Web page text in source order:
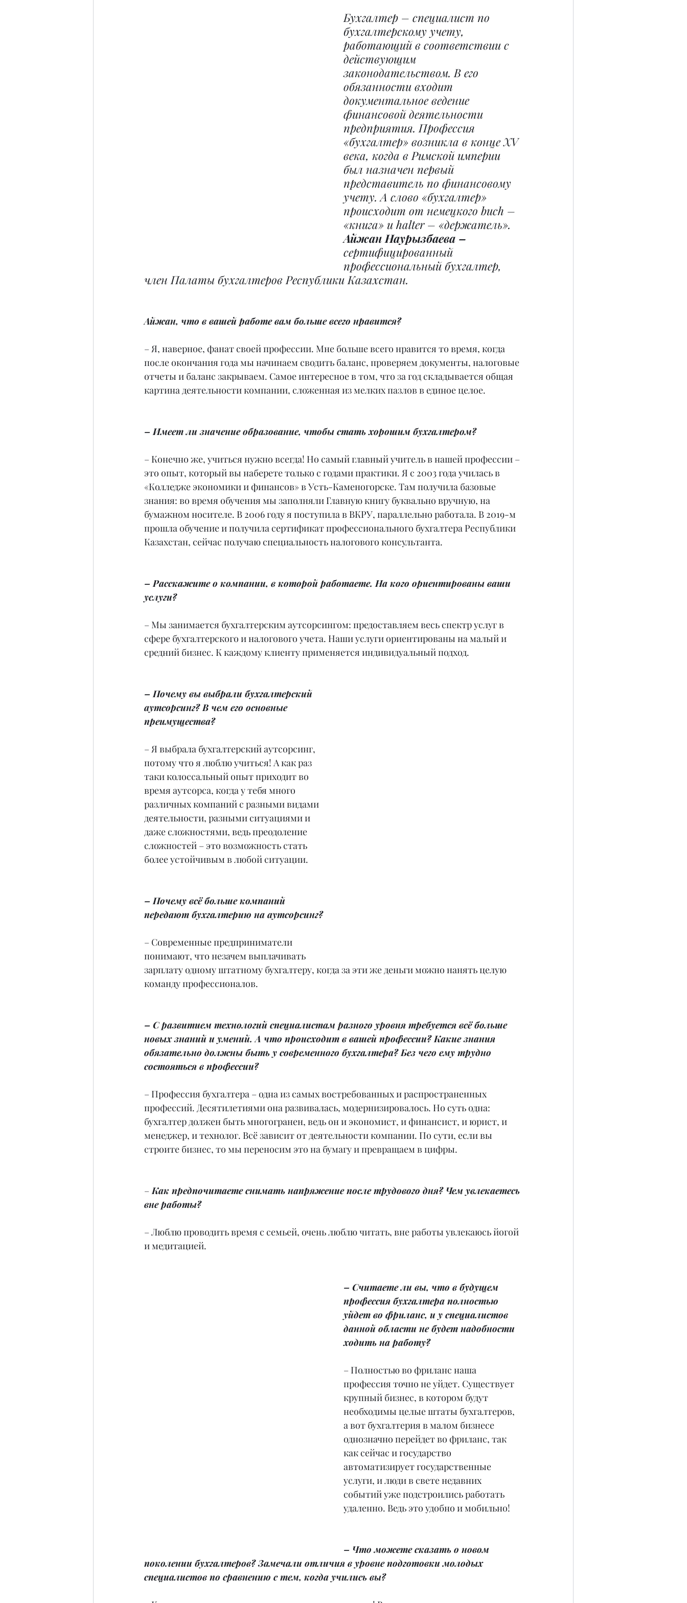
Бухгалтер – специалист по
бухгалтерскому учету,
работающий в соответствии с
действующим
законодательством. В его
обязанности входит
документальное ведение
финансовой деятельности
предприятия. Профессия
«бухгалтер» возникла в конце XV
века, когда в Римской империи
был назначен первый
представитель по финансовому
учету. А слово «бухгалтер»
происходит от немецкого buch –
«книга» и halter – «держатель».
Айжан Наурызбаева –
сертифицированный
профессиональный бухгалтер,
член Палаты бухгалтеров Республики Казахстан.
Айжан, что в вашей работе вам больше всего нравится?
– Я, наверное, фанат своей профессии. Мне больше всего нравится то время, когда
после окончания года мы начинаем сводить баланс, проверяем документы, налоговые
отчеты и баланс закрываем. Самое интересное в том, что за год складывается общая
картина деятельности компании, сложенная из мелких пазлов в единое целое.
– Имеет ли значение образование, чтобы стать хорошим бухгалтером?
– Конечно же, учиться нужно всегда! Но самый главный учитель в нашей профессии –
это опыт, который вы наберете только с годами практики. Я с 2003 года училась в
«Колледже экономики и финансов» в Усть-Каменогорске. Там получила базовые
знания: во время обучения мы заполняли Главную книгу буквально вручную, на
бумажном носителе. В 2006 году я поступила в ВКРУ, параллельно работала. В 2019-м
прошла обучение и получила сертификат профессионального бухгалтера Республики
Казахстан, сейчас получаю специальность налогового консультанта.
– Расскажите о компании, в которой работаете. На кого ориентированы ваши
услуги?
– Мы занимается бухгалтерским аутсорсингом: предоставляем весь спектр услуг в
сфере бухгалтерского и налогового учета. Наши услуги ориентированы на малый и
средний бизнес. К каждому клиенту применяется индивидуальный подход.
– Почему вы выбрали бухгалтерский
аутсорсинг? В чем его основные
преимущества?
– Я выбрала бухгалтерский аутсорсинг,
потому что я люблю учиться! А как раз
таки колоссальный опыт приходит во
время аутсорса, когда у тебя много
различных компаний с разными видами
деятельности, разными ситуациями и
даже сложностями, ведь преодоление
сложностей – это возможность стать
более устойчивым в любой ситуации.
– Почему всё больше компаний
передают бухгалтерию на аутсорсинг?
– Современные предприниматели
понимают, что незачем выплачивать
зарплату одному штатному бухгалтеру, когда за эти же деньги можно нанять целую
команду профессионалов.
– С развитием технологий специалистам разного уровня требуется всё больше
новых знаний и умений. А что происходит в вашей профессии? Какие знания
обязательно должны быть у современного бухгалтера? Без чего ему трудно
состояться в профессии?
– Профессия бухгалтера – одна из самых востребованных и распространенных
профессий. Десятилетиями она развивалась, модернизировалось. Но суть одна:
бухгалтер должен быть многогранен, ведь он и экономист, и финансист, и юрист, и
менеджер, и технолог. Всё зависит от деятельности компании. По сути, если вы
строите бизнес, то мы переносим это на бумагу и превращаем в цифры.
– Как предпочитаете снимать напряжение после трудового дня? Чем увлекаетесь
вне работы?
– Люблю проводить время с семьей, очень люблю читать, вне работы увлекаюсь йогой
и медитацией.
– Считаете ли вы, что в будущем
профессия бухгалтера полностью
уйдет во фриланс, и у специалистов
данной области не будет надобности
ходить на работу?
– Полностью во фриланс наша
профессия точно не уйдет. Существует
крупный бизнес, в котором будут
необходимы целые штаты бухгалтеров,
а вот бухгалтерия в малом бизнесе
однозначно перейдет во фриланс, так
как сейчас и государство
автоматизирует государственные
услуги, и люди в свете недавних
событий уже подстроились работать
удаленно. Ведь это удобно и мобильно!
– Что можете сказать о новом
поколении бухгалтеров? Замечали отличия в уровне подготовки молодых
специалистов по сравнению с тем, когда учились вы?